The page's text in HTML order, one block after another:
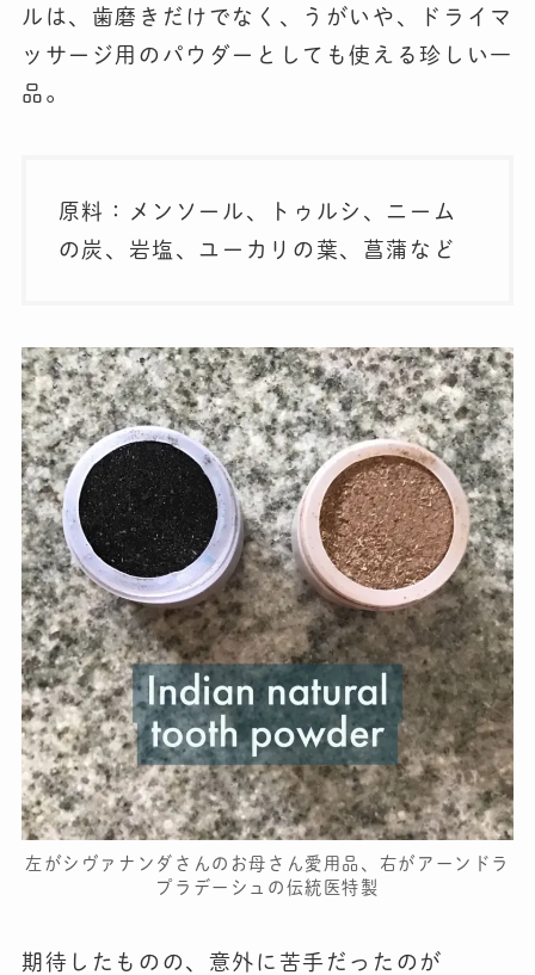
ルは、歯磨きだけでなく、うがいや、ドライマ
ッサージ用のパウダーとしても使える珍しい一
品。
原料：メンソール、トゥルシ、ニーム
の炭、岩塩、ユーカリの葉、菖蒲など
左がシヴァナンダさんのお母さん愛用品、右がアーンドラ
プラデーシュの伝統医特製
期待したものの、意外に苦手だったのが